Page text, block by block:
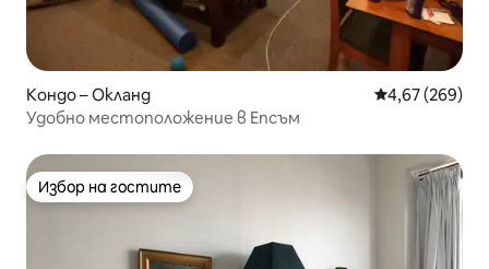
Кондо – Окланд Средна
4,67 (269)
Удобно местоположение в Епсъм
Избор на гостите
Избор на гостите